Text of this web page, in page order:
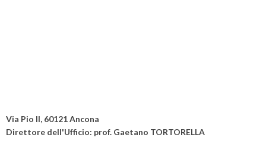
Via Pio II, 60121 Ancona
Direttore dell'Ufficio: prof. Gaetano TORTORELLA